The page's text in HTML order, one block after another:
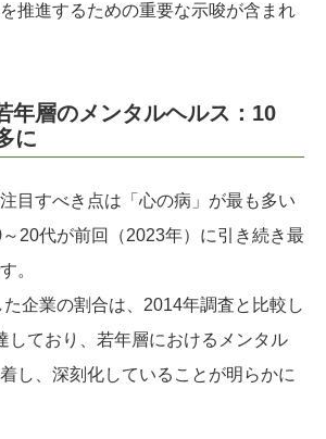
推進するための重要な示唆が含まれ
年層のメンタルヘルス：10
に
目すべき点は「心の病」が最も多い
20代が前回（2023年）に引き続き最
。
企業の割合は、2014年調査と比較し
しており、若年層におけるメンタル
し、深刻化していることが明らかに